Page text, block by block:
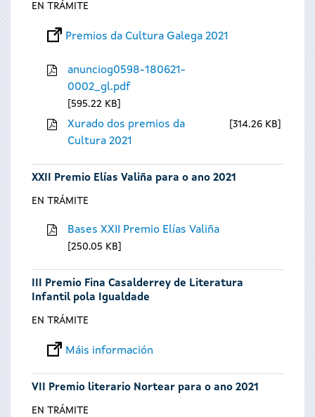
EN TRÁMITE
Premios da Cultura Galega 2021
anunciog0598-180621-
0002_gl.pdf
595.22 KB
Xurado dos premios da
Cultura 2021
314.26 KB
XXII Premio Elías Valiña para o ano 2021
EN TRÁMITE
Bases XXII Premio Elías Valiña
250.05 KB
III Premio Fina Casalderrey de Literatura
Infantil pola Igualdade
EN TRÁMITE
Máis información
VII Premio literario Nortear para o ano 2021
EN TRÁMITE